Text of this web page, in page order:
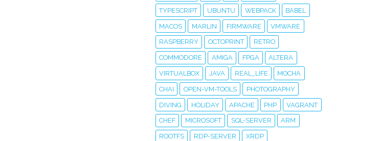
TYPESCRIPT UBUNTU WEBPACK BABEL
MACOS MARLIN FIRMWARE VMWARE
RASPBERRY OCTOPRINT RETRO
COMMODORE AMIGA FPGA ALTERA
VIRTUALBOX JAVA REAL_LIFE MOCHA
CHAI OPEN-VM-TOOLS PHOTOGRAPHY
DIVING HOLIDAY APACHE PHP VAGRANT
CHEF MICROSOFT SQL-SERVER ARM
ROOTFS RDP-SERVER XRDP